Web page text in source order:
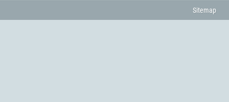
Sitemap